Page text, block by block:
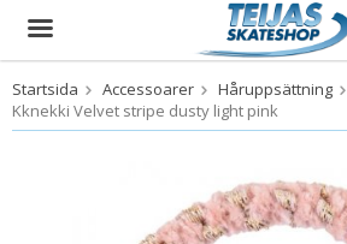
Produkten har blivit tillagd i
Startsida Accessoarer
Håruppsättning
Kknekki Velvet stripe dusty light pink